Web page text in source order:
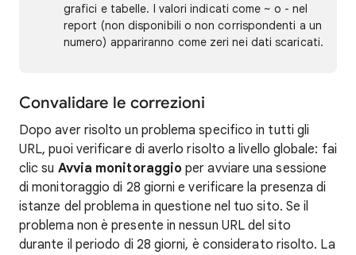
grafici e tabelle. I valori indicati come ~ o - nel
report (non disponibili o non corrispondenti a un
numero) appariranno come zeri nei dati scaricati.
Convalidare le correzioni
Dopo aver risolto un problema specifico in tutti gli
URL, puoi verificare di averlo risolto a livello globale: fai
clic su Avvia monitoraggio per avviare una sessione
di monitoraggio di 28 giorni e verificare la presenza di
istanze del problema in questione nel tuo sito. Se il
problema non è presente in nessun URL del sito
durante il periodo di 28 giorni, è considerato risolto. La